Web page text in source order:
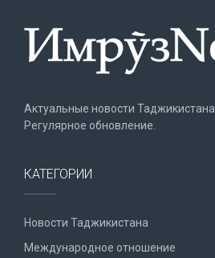
Актуальные новости
Регулярное обновление.
КАТЕГОРИИ
Новости Таджикистана
Международное отношение